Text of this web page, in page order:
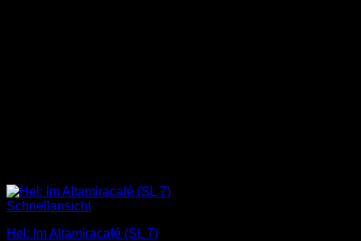
Schnellansicht
Hel: Im Altamiracafé (SL 7)